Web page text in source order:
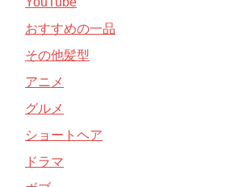
おすすめの一品
その他髪型
アニメ
グルメ
ショートヘア
ドラマ